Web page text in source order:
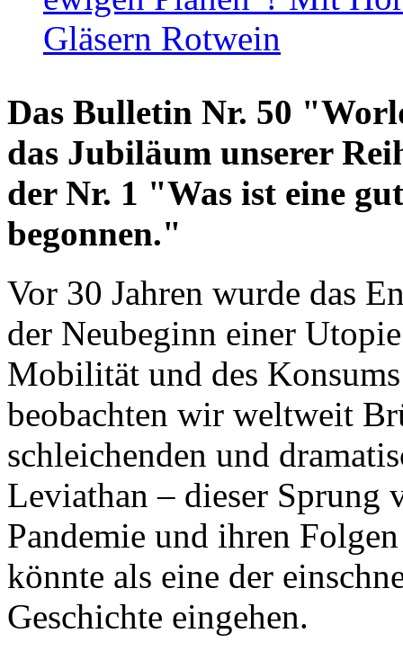
Gläsern Rotwein
Das Bulletin Nr. 50
das Jubiläum unserer
der Nr. 1 "Was ist eine
begonnen."
Vor 30 Jahren wurde das
der Neubeginn einer
Mobilität und des
beobachten wir weltweit
schleichenden und
Leviathan – dieser Sprung
Pandemie und ihren
könnte als eine der
Geschichte eingehen.